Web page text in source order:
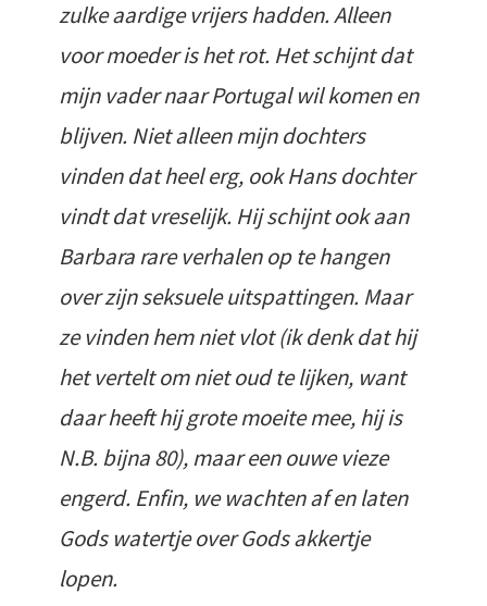
zulke aardige vrijers hadden. Alleen
voor moeder is het rot. Het schijnt dat
mijn vader naar Portugal wil komen en
blijven. Niet alleen mijn dochters
vinden dat heel erg, ook Hans dochter
vindt dat vreselijk. Hij schijnt ook aan
Barbara rare verhalen op te hangen
over zijn seksuele uitspattingen. Maar
ze vinden hem niet vlot (ik denk dat hij
het vertelt om niet oud te lijken, want
daar heeft hij grote moeite mee, hij is
N.B. bijna 80), maar een ouwe vieze
engerd. Enfin, we wachten af en laten
Gods watertje over Gods akkertje
lopen.